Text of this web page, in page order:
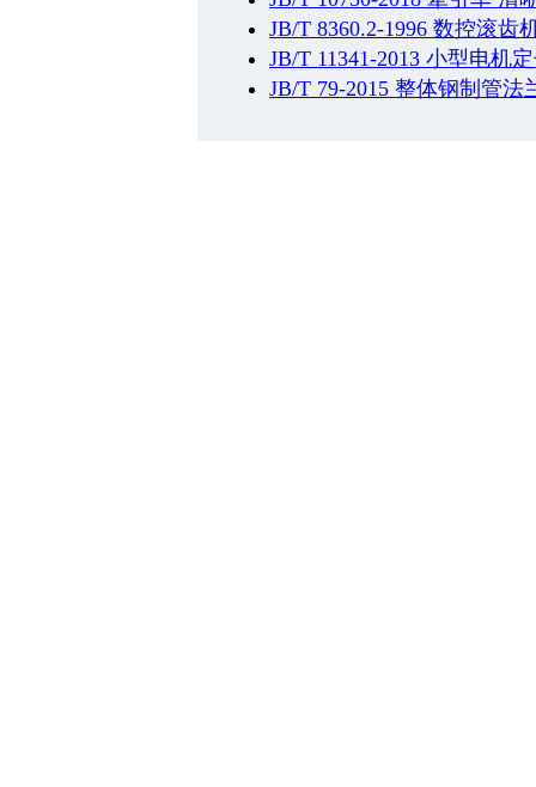
JB/T 8360.2-1996 数控滚齿
JB/T 11341-2013 小型电机
JB/T 79-2015 整体钢制管法